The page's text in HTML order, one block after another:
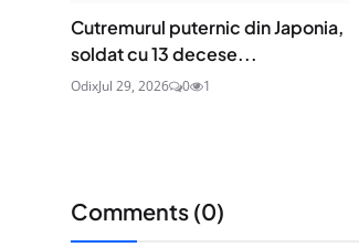
Cutremurul puternic din Japonia,
soldat cu 13 decese...
OdixJul 29, 2026 0 1
Comments (0)